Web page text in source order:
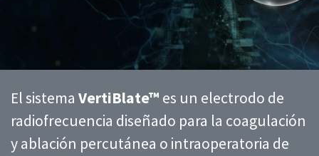
El sistema VertiBlate™ es un electrodo de
radiofrecuencia diseñado para la coagulación
y ablación percutánea o intraoperatoria de